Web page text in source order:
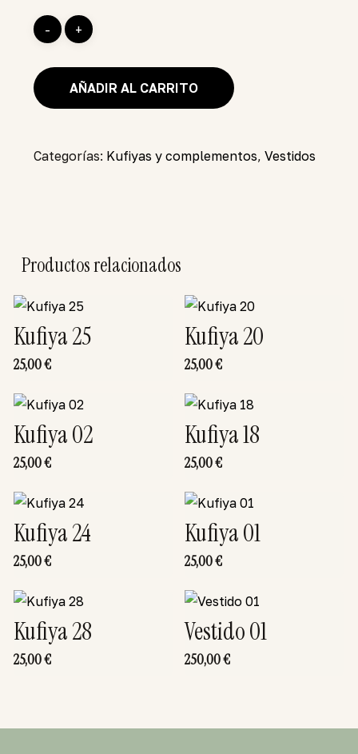
AÑADIR AL CARRITO
Categorías: Kufiyas y complementos, Vestidos
Productos relacionados
Kufiya 25
25,00€
Kufiya 20
25,00€
Kufiya 02
25,00€
Kufiya 18
25,00€
Kufiya 24
25,00€
Kufiya 01
25,00€
Kufiya 28
25,00€
Vestido 01
250,00€